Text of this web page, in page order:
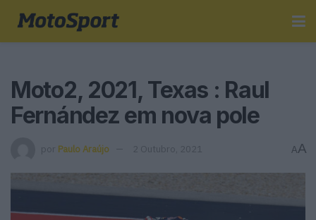
Moto2, 2021, Texas : Raul
Fernández em nova pole
por Paulo Araújo 2 Outubro, 2021 AA